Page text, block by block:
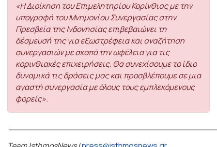
«Η Διοίκηση του Επιμελητηρίου Κορίνθιας με την
υπογραφή του Μνημονίου Συνεργασίας στην
Πρεσβεία της Ινδονησίας επιβεβαιώνει τη
δέσμευσή της για εξωστρέφεια και αναζήτηση
συνεργασιών με σκοπό την ωφέλεια για τις
κορινθιακές επιχειρήσεις. Θα συνεχίσουμε το ίδιο
δυναμικά τις δράσεις μας και προσβλέπουμε σε μια
αγαστή συνεργασία με όλους τους εμπλεκόμενους
φορείς».